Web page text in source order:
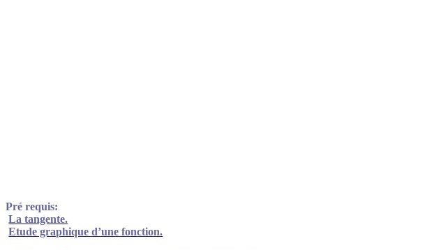
Pré requis:
La tangente.
Etude graphique d’une fonction.